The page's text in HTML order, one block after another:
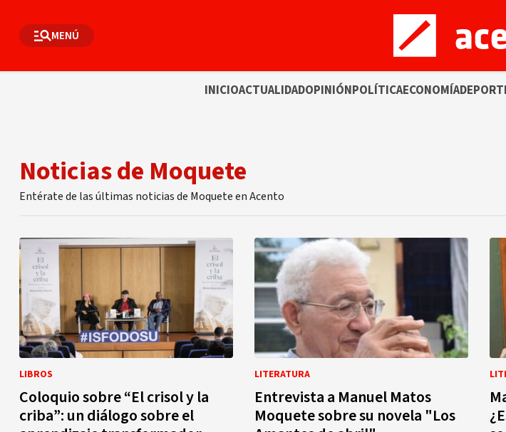
MENÚ
INICIOACTUALIDADOPINIÓNPOLÍTICAECONOMÍA
Noticias de Moquete
Entérate de las últimas noticias de Moquete en Acento
LIBROS
Coloquio sobre “El crisol y la
criba”: un diálogo sobre el
LITERATURA
Entrevista a Manuel Matos
Moquete sobre su novela "Los